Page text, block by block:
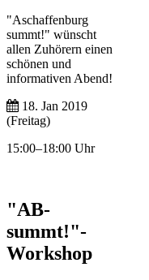
"Aschaffenburg
summt!" wünscht
allen Zuhörern einen
schönen und
informativen Abend!
18. Jan 2019
(Freitag)
15:00–18:00 Uhr
"AB-
summt!"-
Workshop